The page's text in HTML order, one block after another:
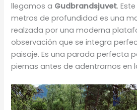
llegamos a Gudbrandsjuvet.
metros de profundidad es una
realzada por una moderna
observación que se integra
paisaje. Es una parada perfecta
piernas antes de adentrarnos en